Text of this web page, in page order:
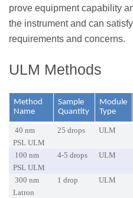
prove equipment capability
the instrument and can
requirements and concerns.
ULM Methods
Method
Name
Sample
Quantity
Module
Type
40 nm
PSL ULM
25 drops ULM
100 nm
PSL ULM
4-5 drops ULM
300 nm
Latron
1 drop ULM